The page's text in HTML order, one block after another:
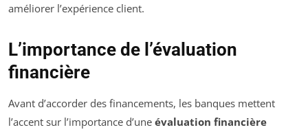
améliorer l’expérience client.
L’importance de l’évaluation
financière
Avant d’accorder des financements, les banques mettent
l’accent sur l’importance d’une évaluation financière